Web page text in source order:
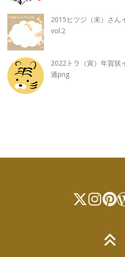
2015ヒツジ（未）さん
vol.2
2022トラ（寅）年賀状
過png